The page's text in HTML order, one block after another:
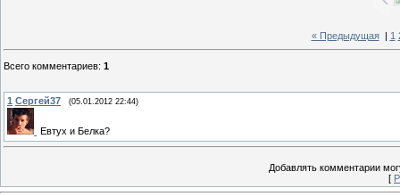
« Предыдущая| 1
Всего комментариев: 1
1 Сергей37 (05.01.2012 22:44)
Евтух и Белка?
Добавлять комментарии
[